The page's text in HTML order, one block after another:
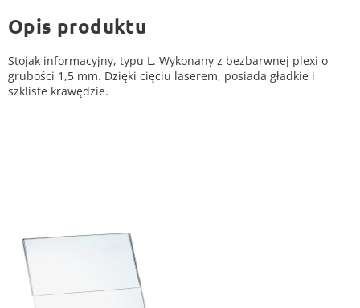
Opis produktu
Stojak informacyjny, typu L. Wykonany z bezbarwnej plexi o
grubości 1,5 mm. Dzięki cięciu laserem, posiada gładkie i
szkliste krawędzie.